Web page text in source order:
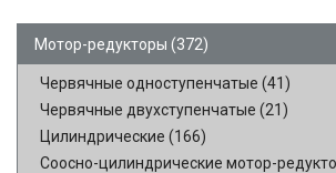
Мотор-редукторы (372)
Червячные одноступенчатые (41)
Червячные двухступенчатые (21)
Цилиндрические (166)
Соосно-цилиндрические мотор-